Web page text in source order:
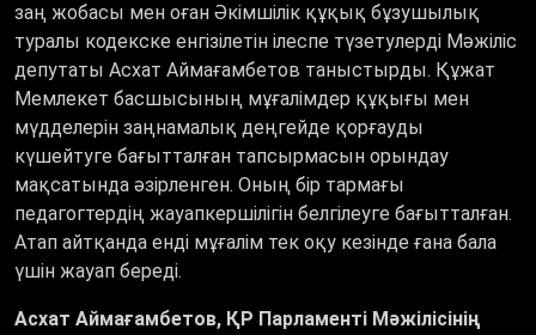
заң жобасы мен оған Әкімшілік құқық бұзушылық
туралы кодекске енгізілетін ілеспе түзетулерді Мәжіліс
депутаты Асхат Аймағамбетов таныстырды. Құжат
Мемлекет басшысының мұғалімдер құқығы мен
мүдделерін заңнамалық деңгейде қорғауды
күшейтуге бағытталған тапсырмасын орындау
мақсатында әзірленген. Оның бір тармағы
педагогтердің жауапкершілігін белгілеуге бағытталған.
Атап айтқанда енді мұғалім тек оқу кезінде ғана бала
үшін жауап береді.
Асхат Аймағамбетов, ҚР Парламенті Мәжілісінің